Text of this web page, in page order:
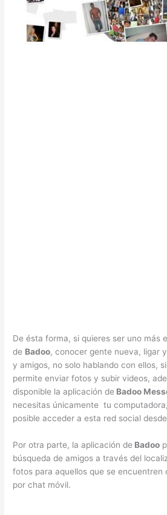
De ésta forma, si quieres ser uno más
de Badoo, conocer gente nueva, ligar
y amigos, no solo hablando con ellos,
permite enviar fotos y subir videos,
disponible la aplicación de Badoo
necesitas únicamente tu
posible acceder a esta red social
Por otra parte, la aplicación de Badoo
búsqueda de amigos a través del
fotos para aquellos que se
por chat móvil.